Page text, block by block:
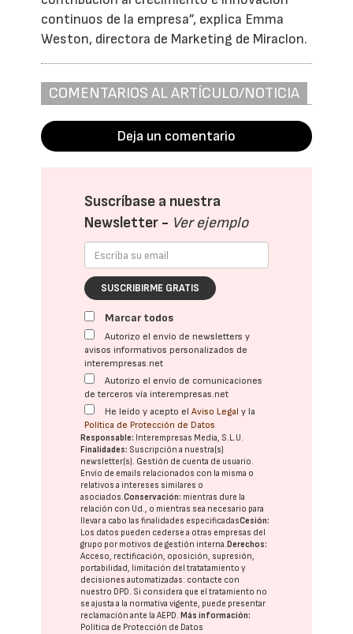
continuos de la empresa”, explica Emma
Weston, directora de Marketing de Miraclon.
COMENTARIOS AL ARTÍCULO/NOTICIA
Deja un comentario
Suscríbase a nuestra
Newsletter - Ver ejemplo
SUSCRIBIRME GRATIS
Marcar todos
Autorizo el envío de newsletters y
avisos informativos personalizados de
interempresas.net
Autorizo el envío de comunicaciones
de terceros vía interempresas.net
He leído y acepto elAviso Legal y la
Política de Protección de Datos
Responsable: Interempresas Media, S.L.U.
Finalidades: Suscripción a nuestra(s)
newsletter(s). Gestión de cuenta de usuario.
Envío de emails relacionados con la misma o
relativos a intereses similares o
asociados.Conservación: mientras dure la
relación con Ud., o mientras sea necesario para
llevar a cabo las finalidades especificadasCesión:
Los datos pueden cederse a otras empresas del
grupo por motivos de gestión interna. Derechos:
Acceso, rectificación, oposición, supresión,
portabilidad, limitación del tratatamiento y
decisiones automatizadas: contacte con
nuestro DPD. Si considera que el tratamiento no
se ajusta a la normativa vigente, puede presentar
reclamación ante laAEPD. Más información:
Política de Protección de Datos